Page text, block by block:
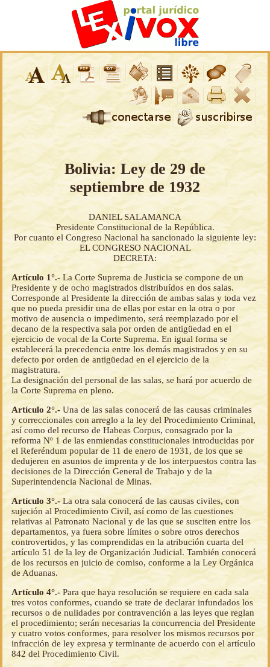
Bolivia: Ley de 29 de
septiembre de 1932
DANIEL SALAMANCA
Presidente Constitucional de la República.
Por cuanto el Congreso Nacional ha sancionado la siguiente ley:
EL CONGRESO NACIONAL
DECRETA:
Artículo 1°.- La Corte Suprema de Justicia se compone de un
Presidente y de ocho magistrados distribuídos en dos salas.
Corresponde al Presidente la dirección de ambas salas y toda vez
que no pueda presidir una de ellas por estar en la otra o por
motivo de ausencia o impedimento, será reemplazado por el
decano de la respectiva sala por orden de antigüedad en el
ejercicio de vocal de la Corte Suprema. En igual forma se
establecerá la precedencia entre los demás magistrados y en su
defecto por orden de antigüedad en el ejercicio de la
magistratura.
La designación del personal de las salas, se hará por acuerdo de
la Corte Suprema en pleno.
Artículo 2°.- Una de las salas conocerá de las causas criminales
y correccionales con arreglo a la ley del Procedimiento Criminal,
así como del recurso de Habeas Corpus, consagrado por la
reforma Nº 1 de las enmiendas constitucionales introducidas por
el Referéndum popular de 11 de enero de 1931, de los que se
dedujeren en asuntos de imprenta y de los interpuestos contra las
decisiones de la Dirección General de Trabajo y de la
Superintendencia Nacional de Minas.
Artículo 3°.-La otra sala conocerá de las causas civiles, con
sujeción al Procedimiento Civil, así como de las cuestiones
relativas al Patronato Nacional y de las que se susciten entre los
departamentos, ya fuera sobre límites o sobre otros derechos
controvertidos, y las comprendidas en la atribución cuarta del
artículo 51 de la ley de Organización Judicial. También conocerá
de los recursos en juicio de comiso, conforme a la Ley Orgánica
de Aduanas.
Artículo 4°.- Para que haya resolución se requiere en cada sala
tres votos conformes, cuando se trate de declarar infundados los
recursos o de nulidades por contravención a las leyes que reglan
el procedimiento; serán necesarias la concurrencia del Presidente
y cuatro votos conformes, para resolver los mismos recursos por
infracción de ley expresa y terminante de acuerdo con el artículo
842 del Procedimiento Civil.